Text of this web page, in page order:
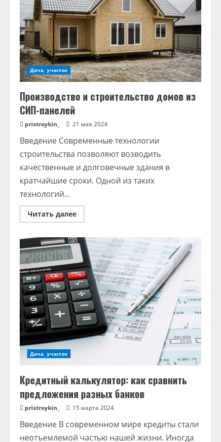
Дача, участок
Производство и строительство домов из
СИП-панелей
pristroykin_ 21 мая 2024
Введение Современные технологии
строительства позволяют возводить
качественные и долговечные здания в
кратчайшие сроки. Одной из таких
технологий...
Читать далееRead
more
и
строительство
домов
из
СИП-
панелей
Дача, участок
Кредитный калькулятор: как сравнить
предложения разных банков
pristroykin_ 15 марта 2024
Введение В современном мире кредиты стали
неотъемлемой частью нашей жизни. Иногда